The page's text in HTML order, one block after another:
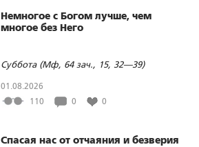
Немногое с Богом лучше, чем
многое без Него
Суббота (Мф, 64 зач., 15, 32—39)
01.08.2026
110
0 0
Спасая нас от отчаяния и безверия